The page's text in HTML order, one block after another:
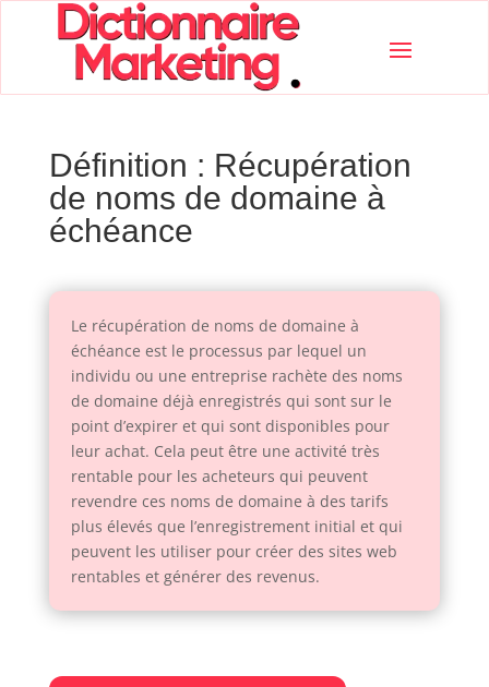
Définition : Récupération
de noms de domaine à
échéance
Le récupération de noms de domaine à
échéance est le processus par lequel un
individu ou une entreprise rachète des noms
de domaine déjà enregistrés qui sont sur le
point d’expirer et qui sont disponibles pour
leur achat. Cela peut être une activité très
rentable pour les acheteurs qui peuvent
revendre ces noms de domaine à des tarifs
plus élevés que l’enregistrement initial et qui
peuvent les utiliser pour créer des sites web
rentables et générer des revenus.